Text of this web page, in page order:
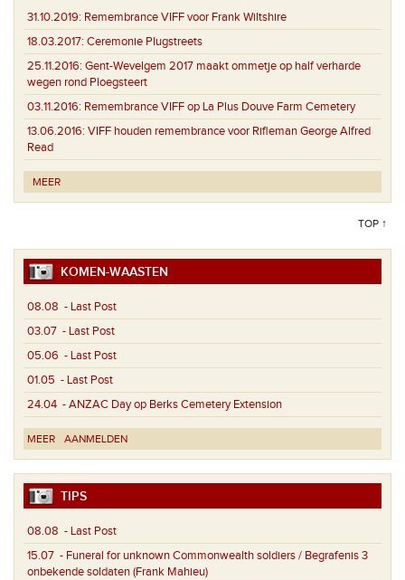
31.10.2019: Remembrance VIFF voor Frank Wiltshire
18.03.2017: Ceremonie Plugstreets
25.11.2016: Gent-Wevelgem 2017 maakt ommetje op half verharde
wegen rond Ploegsteert
03.11.2016: Remembrance VIFF op La Plus Douve Farm Cemetery
13.06.2016: VIFF houden remembrance voor Rifleman George Alfred
Read
MEER
TOP ↑
KOMEN-WAASTEN
08.08 - Last Post
03.07 - Last Post
05.06 - Last Post
01.05 - Last Post
24.04 - ANZAC Day op Berks Cemetery Extension
MEER AANMELDEN
TIPS
08.08 - Last Post
15.07 - Funeral for unknown Commonwealth soldiers / Begrafenis 3
onbekende soldaten (Frank Mahieu)